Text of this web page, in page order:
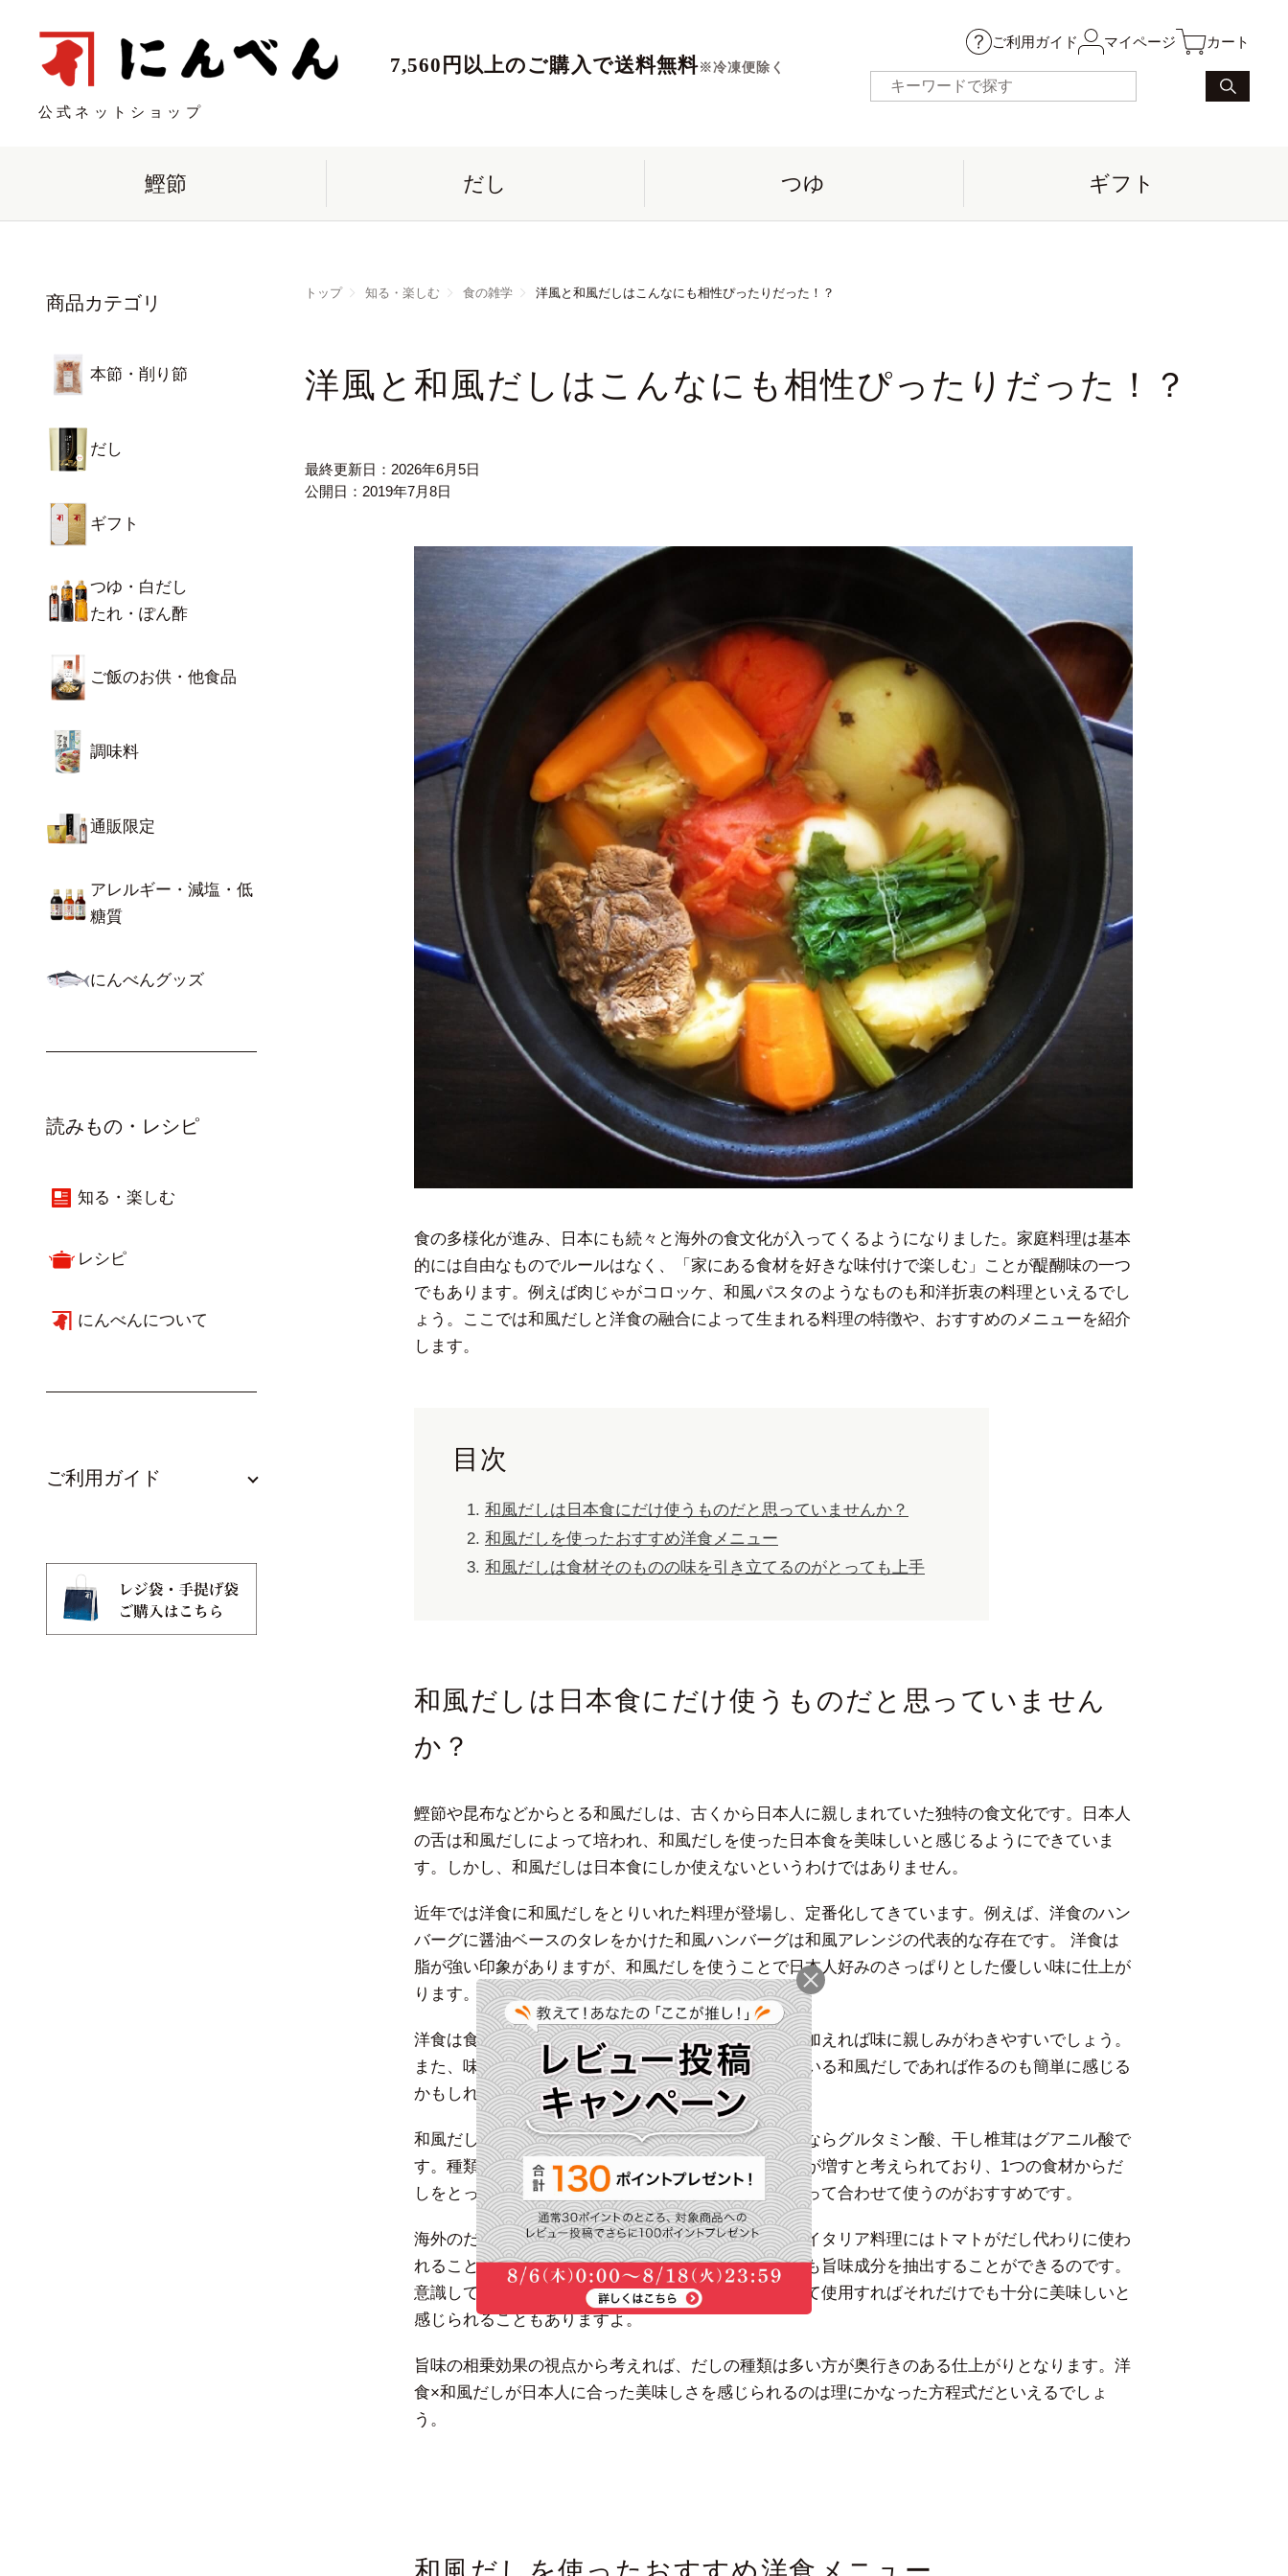
7,560円以上のご購入で送料無料※冷凍便除く
公式ネットショップ
ご利用ガイド マイページ カート
鰹節 だし つゆ ギフト
商品カテゴリ
本節・削り節
だし
ギフト
つゆ・白だし
たれ・ぽん酢
ご飯のお供・他食品
調味料
通販限定
アレルギー・減塩・低
糖質
にんべんグッズ
読みもの・レシピ
知る・楽しむ
レシピ
にんべんについて
ご利用ガイド
トップ 知る・楽しむ 食の雑学 洋風と和風だしはこんなにも相性ぴったりだった！？
洋風と和風だしはこんなにも相性ぴったりだった！？
最終更新日： 2026年6月5日
公開日： 2019年7月8日
食の多様化が進み、日本にも続々と海外の食文化が入ってくるようになりました。家庭料理は基本
的には自由なものでルールはなく、「家にある食材を好きな味付けで楽しむ」ことが醍醐味の一つ
でもあります。例えば肉じゃがコロッケ、和風パスタのようなものも和洋折衷の料理といえるでし
ょう。ここでは和風だしと洋食の融合によって生まれる料理の特徴や、おすすめのメニューを紹介
します。
目次
和風だしは日本食にだけ使うものだと思っていませんか？
和風だしを使ったおすすめ洋食メニュー
和風だしは食材そのものの味を引き立てるのがとっても上手
和風だしは日本食にだけ使うものだと思っていません
か？
鰹節や昆布などからとる和風だしは、古くから日本人に親しまれていた独特の食文化です。日本人
の舌は和風だしによって培われ、和風だしを使った日本食を美味しいと感じるようにできていま
す。しかし、和風だしは日本食にしか使えないというわけではありません。
近年では洋食に和風だしをとりいれた料理が登場し、定番化してきています。例えば、洋食のハン
バーグに醤油ベースのタレをかけた和風ハンバーグは和風アレンジの代表的な存在です。 洋食は
脂が強い印象がありますが、和風だしを使うことで日本人好みのさっぱりとした優しい味に仕上が
ります。
洋食は食べ慣れていないという人も、和風だしを味に加えれば味に親しみがわきやすいでしょう。
また、味付けをするが苦手という人でも、使い慣れている和風だしであれば作るのも簡単に感じる
かもしれません。
和風だしのうま味成分は、鰹節ならイノシン酸、昆布ならグルタミン酸、干し椎茸はグアニル酸で
す。種類の違うだしをかけ合わせることで料理の旨味が増すと考えられており、1つの食材からだ
しをとって使うのではなく、複数の食材からだしをとって合わせて使うのがおすすめです。
海外のだしには、肉や野菜からとるだしがあります。イタリア料理にはトマトがだし代わりに使わ
れることもあります。意外かもしれませんが、野菜にも旨味成分を抽出することができるのです。
意識してだしをとらなくても、新鮮な食材を具材として使用すればそれだけでも十分に美味しいと
感じられることもありますよ。
旨味の相乗効果の視点から考えれば、だしの種類は多い方が奥行きのある仕上がりとなります。洋
食×和風だしが日本人に合った美味しさを感じられるのは理にかなった方程式だといえるでしょ
う。